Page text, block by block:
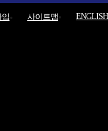
입 사이트맵 ENGLISH